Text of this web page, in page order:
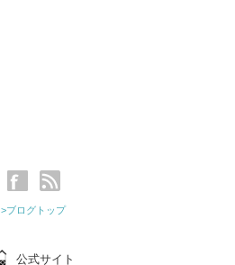
>ブログトップ
公式サイト